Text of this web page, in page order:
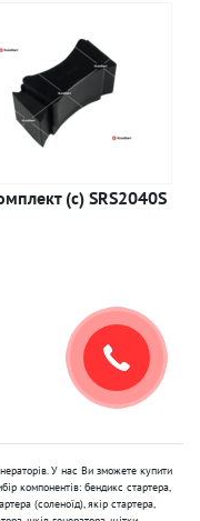
(c) SRS2040S
У нас Ви зможете купити
компонентів: бендикс стартера,
(соленоїд), якір стартера,